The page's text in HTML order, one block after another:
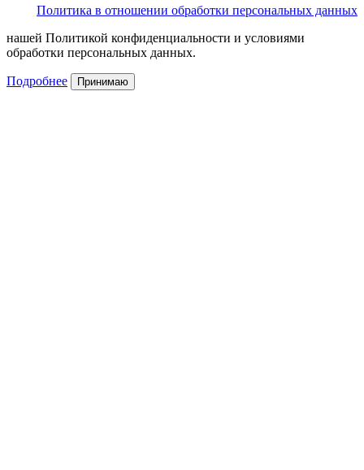
Политика в отношении обработки персональных данных
нашей Политикой конфиденциальности и условиями
обработки персональных данных.
Подробнее Принимаю